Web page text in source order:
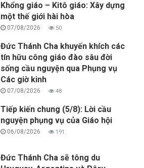
Khổng giáo – Kitô giáo: Xây dựng
một thế giới hài hòa
07/08/2026 50
Đức Thánh Cha khuyến khích các
tín hữu công giáo đào sâu đời
sống cầu nguyện qua Phụng vụ
Các giờ kinh
07/08/2026 48
Tiếp kiến chung (5/8): Lời cầu
nguyện phụng vụ của Giáo hội
06/08/2026 191
Đức Thánh Cha sẽ tông du